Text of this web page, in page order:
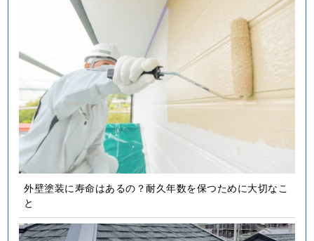
外壁塗装に寿命はあるの？耐久年数を保つために大切なこ
と